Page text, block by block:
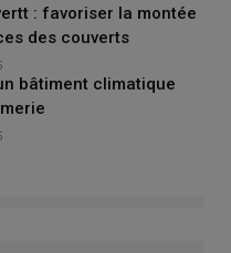
: favoriser la montée
des couverts
bâtiment climatique